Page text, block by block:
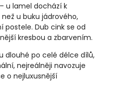
u lamel dochází k
u buku jádrového,
postele. Dub cink se od
kresbou a zbarvením.
dlouhé po celé délce dílů,
nejreálněji navozuje
o nejluxusnější